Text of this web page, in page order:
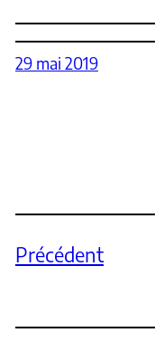
29 mai 2019
Précédent